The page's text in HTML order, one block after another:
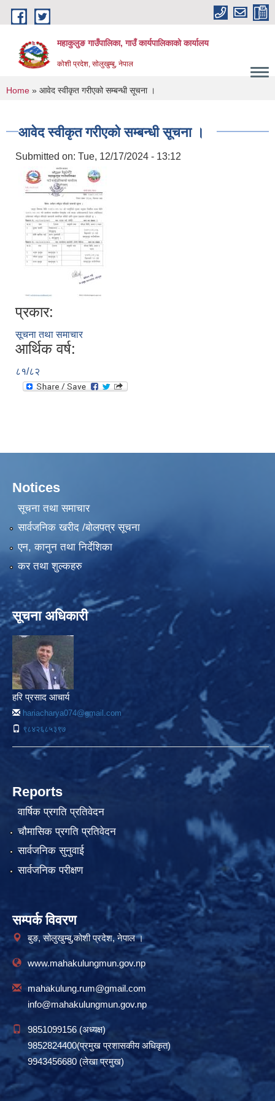
Skip to main content
महाकुलुङ गाउँपालिका, गाउँ कार्यपालिकाको कार्यालय
कोशी प्रदेश, सोलुखुम्बु, नेपाल
You are here
Home » आवेद स्वीकृत गरीएको सम्बन्धी सूचना ।
आवेद स्वीकृत गरीएको सम्बन्धी सूचना ।
Submitted on: Tue, 12/17/2024 - 13:12
प्रकार:
सूचना तथा समाचार
आर्थिक वर्ष:
८१/८२
Notices
सूचना तथा समाचार
सार्वजनिक खरीद /बोलपत्र सूचना
एन, कानुन तथा निर्देशिका
कर तथा शुल्कहरु
सूचना अधिकारी
हरि प्रसाद आचार्य
hariacharya074@gmail.com
९८४२६८५३९७
Reports
वार्षिक प्रगति प्रतिवेदन
चौमासिक प्रगति प्रतिवेदन
सार्वजनिक सुनुवाई
सार्वजनिक परीक्षण
सम्पर्क विवरण
बुङ, सोलुखुम्बु,कोशी प्रदेश, नेपाल ।
www.mahakulungmun.gov.np
mahakulung.rum@gmail.com
info@mahakulungmun.gov.np
9851099156 (अध्यक्ष)
9852824400(प्रमुख प्रशासकीय अधिकृत)
9943456680 (लेखा प्रमुख)